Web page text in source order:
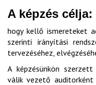
A képzés célja:
hogy kellő ismereteket
szerinti irányítási
tervezéséhez,
A képzésünkön
válik vezető auditorként